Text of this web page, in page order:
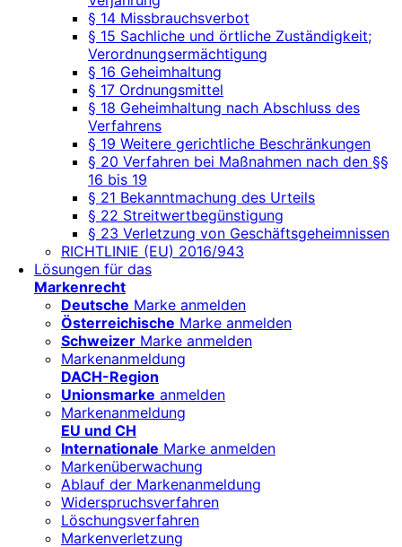
§ 14 Missbrauchsverbot
§ 15 Sachliche und örtliche Zuständigkeit;
Verordnungsermächtigung
§ 16 Geheimhaltung
§ 17 Ordnungsmittel
§ 18 Geheimhaltung nach Abschluss des
Verfahrens
§ 19 Weitere gerichtliche Beschränkungen
§ 20 Verfahren bei Maßnahmen nach den §§
16 bis 19
§ 21 Bekanntmachung des Urteils
§ 22 Streitwertbegünstigung
§ 23 Verletzung von Geschäftsgeheimnissen
RICHTLINIE (EU) 2016/943
Lösungen für das
Markenrecht
Deutsche Marke anmelden
Österreichische Marke anmelden
Schweizer Marke anmelden
Markenanmeldung
DACH-Region
Unionsmarke anmelden
Markenanmeldung
EU und CH
Internationale Marke anmelden
Markenüberwachung
Ablauf der Markenanmeldung
Widerspruchsverfahren
Löschungsverfahren
Markenverletzung